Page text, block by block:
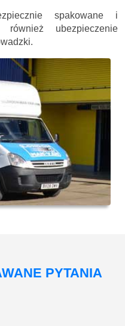
spakowane i
również ubezpieczenie
PYTANIA